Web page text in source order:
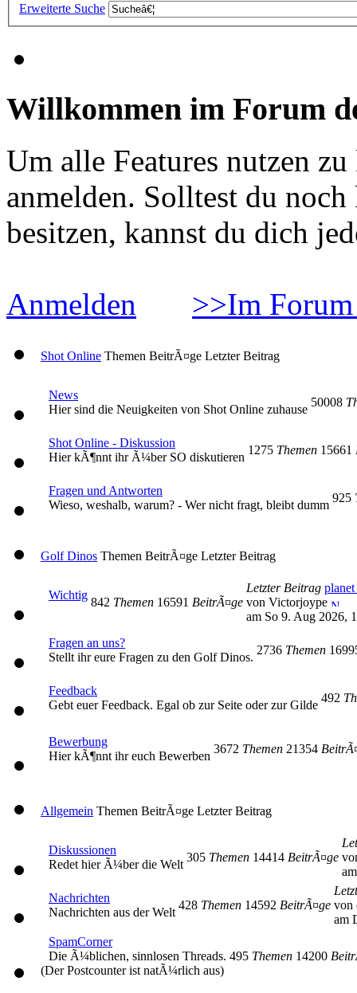
Erweiterte Suche
Willkommen im Forum
Um alle Features nutzen
anmelden. Solltest du
besitzen, kannst du dich
Anmelden >>Im
Shot Online Themen BeitrÃ¤ge Letzter Beitrag
News
Hier sind die Neuigkeiten von Shot Online zuhause
50008
Shot Online - Diskussion
Hier kÃ¶nnt ihr Ã¼ber SO diskutieren
1275 Themen 15661
Fragen und Antworten
Wieso, weshalb, warum? - Wer nicht fragt, bleibt dumm
925
Golf Dinos Themen BeitrÃ¤ge Letzter Beitrag
Wichtig
842 Themen 16591 BeitrÃ¤ge
Letzter Beitrag
von Victorjoype
am So 9. Aug 2026,
Fragen an uns?
Stellt ihr eure Fragen zu den Golf Dinos.
2736 Themen
Feedback
Gebt euer Feedback. Egal ob zur Seite oder zur Gilde
492
Bewerbung
Hier kÃ¶nnt ihr euch Bewerben
3672 Themen 21354
Allgemein Themen BeitrÃ¤ge Letzter Beitrag
Diskussionen
Redet hier Ã¼ber die Welt
305 Themen 14414 BeitrÃ¤ge
Nachrichten
Nachrichten aus der Welt
428 Themen 14592 BeitrÃ¤ge von
am
SpamCorner
Die Ã¼blichen, sinnlosen Threads.
(Der Postcounter ist natÃ¼rlich aus)
495 Themen 14200